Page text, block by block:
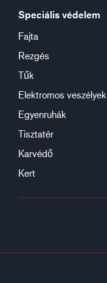
Speciális védelem
Fajta
Rezgés
Tűk
Elektromos veszélyek
Egyenruhák
Tisztatér
Karvédő
Kert